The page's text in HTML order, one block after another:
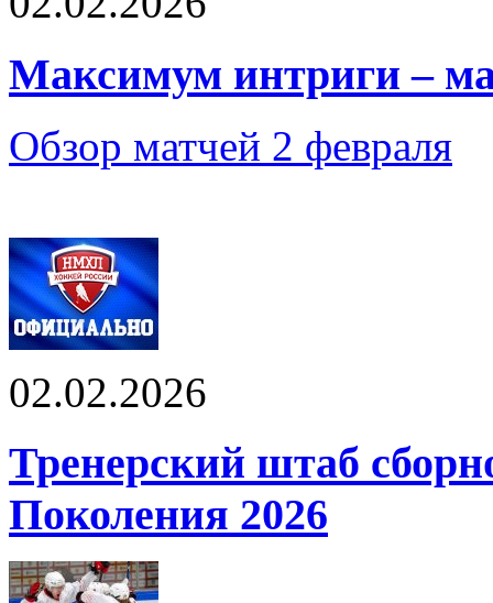
Максимум интриги –
Обзор матчей 2 февраля
02.02.2026
Тренерский штаб
Поколения 2026